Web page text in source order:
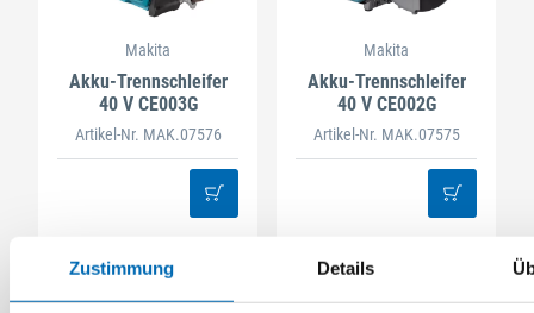
Zustimmung Details
Makita
Akku-Trennschleifer
40 V CE003G
Artikel-Nr. MAK.07576
Makita
Akku-Trennschleifer
40 V CE002G
Artikel-Nr. MAK.07575